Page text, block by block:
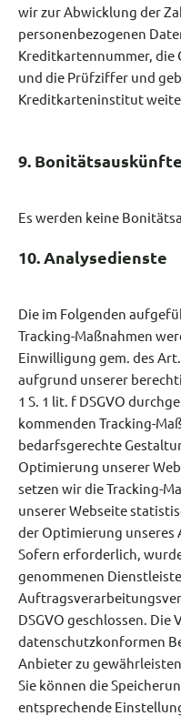
wir zur Abwicklung der
personenbezogenen
Kreditkartennummer,
und die Prüfziffer und
Kreditkarteninstitut
9. Bonitätsauskünfte
Es werden keine
10. Analysedienste
Die im Folgenden
Tracking-Maßnahmen
Einwilligung gem. des Art.
aufgrund unserer
1 S. 1 lit. f DSGVO
kommenden Tracking-
bedarfsgerechte
Optimierung unserer
setzen wir die Tracking-
unserer Webseite
der Optimierung unseres
Sofern erforderlich,
genommenen
DSGVO geschlossen.
datenschutzkonformen
Anbieter zu
Sie können die
entsprechende